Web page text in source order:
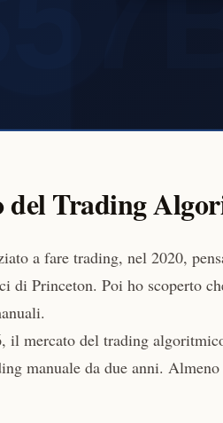
del Trading
a fare trading, nel 2020,
di Princeton. Poi ho scoperto
il mercato del trading
manuale da due anni.